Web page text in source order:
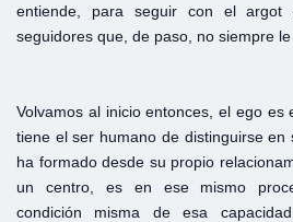
entiende, para seguir con el argot
seguidores que, de paso, no siempre
Volvamos al inicio entonces, el ego es
tiene el ser humano de distinguirse en
ha formado desde su propio
un centro, es en ese mismo
condición misma de esa